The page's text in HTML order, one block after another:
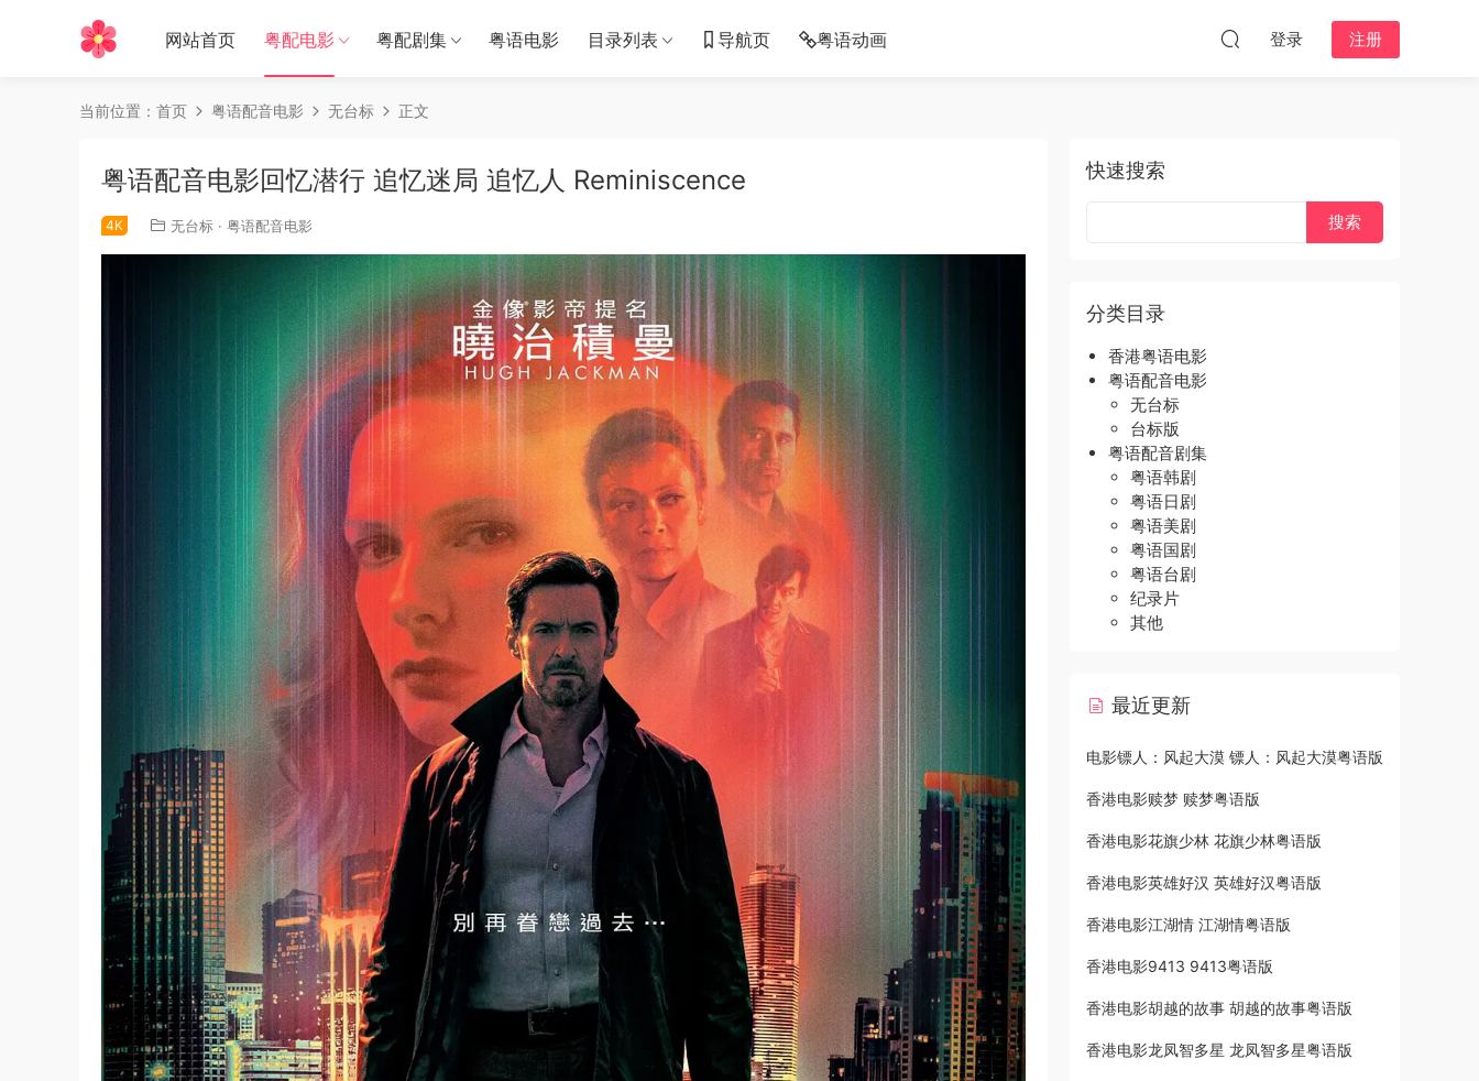
网站首页 粤配电影 粤配剧集 粤语电影 目录列表 导航页 粤语动画 登录 注册
当前位置： 首页 粤语配音电影 无台标 正文
粤语配音电影回忆潜行 追忆迷局 追忆人 Reminiscence
4K 无台标 · 粤语配音电影
快速搜索
分类目录
香港粤语电影
粤语配音电影
无台标
台标版
粤语配音剧集
粤语韩剧
粤语日剧
粤语美剧
粤语国剧
粤语台剧
纪录片
其他
最近更新
电影镖人：风起大漠 镖人：风起大漠粤语版
香港电影赎梦 赎梦粤语版
香港电影花旗少林 花旗少林粤语版
香港电影英雄好汉 英雄好汉粤语版
香港电影江湖情 江湖情粤语版
香港电影9413 9413粤语版
香港电影胡越的故事 胡越的故事粤语版
香港电影龙凤智多星 龙凤智多星粤语版